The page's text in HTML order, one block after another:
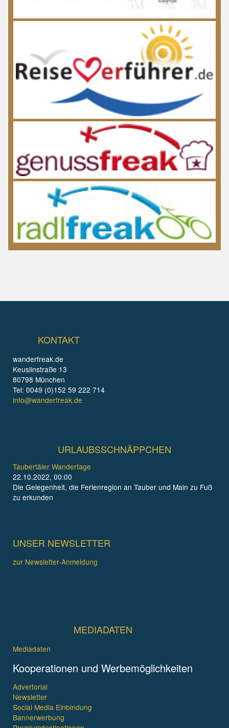
KONTAKT
wanderfreak.de
Keuslinstraße 13
80798 München
Tel: 0049 (0)152 59 222 714
info@wanderfreak.de
URLAUBSSCHNÄPPCHEN
Taubertäler Wandertage
22.10.2022, 00:00
Die Gelegenheit, die Ferienregion an Tauber und Main zu Fuß
zu erkunden
UNSER NEWSLETTER
zur Newsletter-Anmeldung
MEDIADATEN
Mediadaten
Kooperationen und Werbemöglichkeiten
Advertorial
Newsletter
Social Media Einbindung
Bannerwerbung